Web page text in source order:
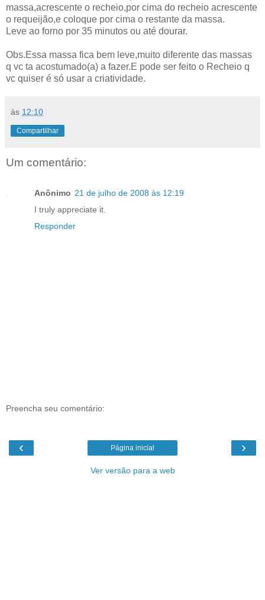
massa,acrescente o recheio,por cima do recheio acrescente
o requeijão,e coloque por cima o restante da massa.
Leve ao forno por 35 minutos ou até dourar.
Obs.Essa massa fica bem leve,muito diferente das massas
q vc ta acostumado(a) a fazer.E pode ser feito o Recheio q
vc quiser é só usar a criatividade.
às 12:10
Compartilhar
Um comentário:
Anônimo 21 de julho de 2008 às 12:19
I truly appreciate it.
Responder
Preencha seu comentário:
‹ ›
Página inicial
Ver versão para a web